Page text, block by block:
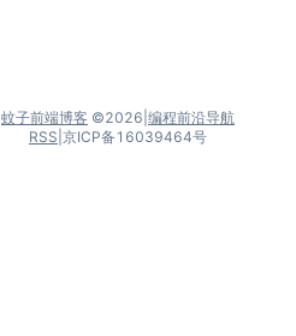
蚊子前端博客 ©2026 编程前沿导航
RSS 京ICP备16039464号